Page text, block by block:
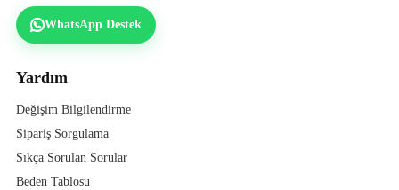
WhatsApp Destek
Yardım
Değişim Bilgilendirme
Sipariş Sorgulama
Sıkça Sorulan Sorular
Beden Tablosu